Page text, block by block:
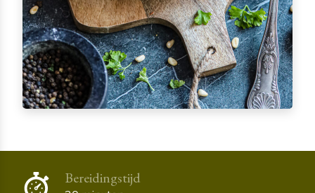
Bereidingstijd